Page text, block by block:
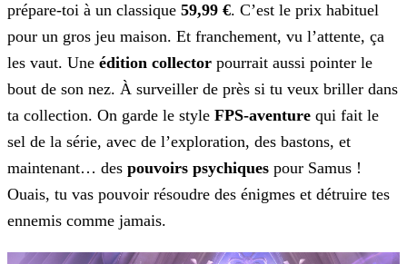
prépare-toi à un classique 59,99 €. C’est le prix habituel
pour un gros jeu maison. Et franchement, vu l’attente, ça
les vaut. Une édition collector pourrait aussi pointer le
bout de son nez. À surveiller de près si tu veux briller dans
ta collection. On garde le style FPS-aventure qui fait le
sel de la série, avec de l’exploration, des bastons, et
maintenant… des pouvoirs psychiques pour Samus !
Ouais, tu vas pouvoir résoudre des énigmes et détruire tes
ennemis comme jamais.